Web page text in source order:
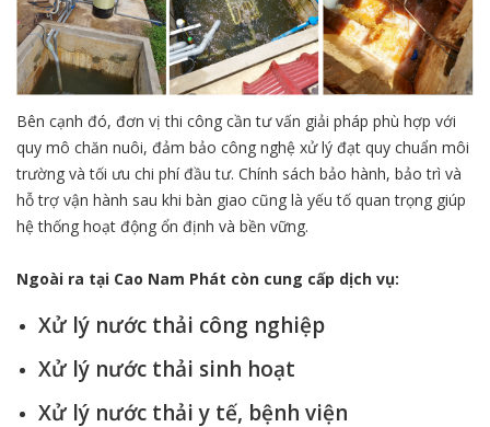
Bên cạnh đó, đơn vị thi công cần tư vấn giải pháp phù hợp với
quy mô chăn nuôi, đảm bảo công nghệ xử lý đạt quy chuẩn môi
trường và tối ưu chi phí đầu tư. Chính sách bảo hành, bảo trì và
hỗ trợ vận hành sau khi bàn giao cũng là yếu tố quan trọng giúp
hệ thống hoạt động ổn định và bền vững.
Ngoài ra tại Cao Nam Phát còn cung cấp dịch vụ:
Xử lý nước thải công nghiệp
Xử lý nước thải sinh hoạt
Xử lý nước thải y tế, bệnh viện